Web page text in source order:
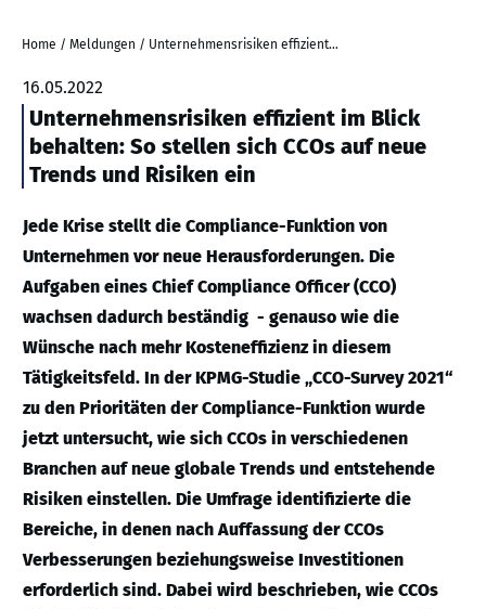
Home / Meldungen / Unternehmensrisiken effizient im Blick behalten: So stellen sich CCOs auf neue Trends und Risiken ein
16.05.2022
Unternehmensrisiken effizient im Blick
behalten: So stellen sich CCOs auf neue
Trends und Risiken ein
Jede Krise stellt die Compliance-Funktion von
Unternehmen vor neue Herausforderungen. Die
Aufgaben eines Chief Compliance Officer (CCO)
wachsen dadurch beständig - genauso wie die
Wünsche nach mehr Kosteneffizienz in diesem
Tätigkeitsfeld. In der KPMG-Studie „CCO-Survey 2021“
zu den Prioritäten der Compliance-Funktion wurde
jetzt untersucht, wie sich CCOs in verschiedenen
Branchen auf neue globale Trends und entstehende
Risiken einstellen. Die Umfrage identifizierte die
Bereiche, in denen nach Auffassung der CCOs
Verbesserungen beziehungsweise Investitionen
erforderlich sind. Dabei wird beschrieben, wie CCOs